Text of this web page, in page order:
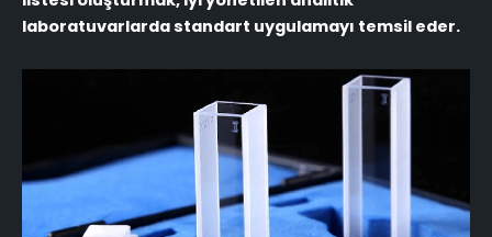
laboratuvarlarda standart uygulamayı temsil eder.